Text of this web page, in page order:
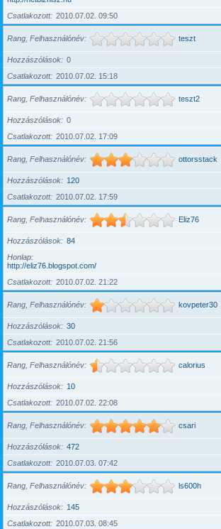
Csatlakozott
2010.07.02. 09:50
Rang, Felhasználónév teszt
Hozzászólások
0
Csatlakozott
2010.07.02. 15:18
Rang, Felhasználónév teszt2
Hozzászólások
0
Csatlakozott
2010.07.02. 17:09
Rang, Felhasználónév ottorsstack
Hozzászólások
120
Csatlakozott
2010.07.02. 17:59
Rang, Felhasználónév Eliz76
Hozzászólások
84
Honlap
http://eliz76.blogspot.com/
Csatlakozott
2010.07.02. 21:22
Rang, Felhasználónév kovpeter30
Hozzászólások
30
Csatlakozott
2010.07.02. 21:56
Rang, Felhasználónév calorius
Hozzászólások
10
Csatlakozott
2010.07.02. 22:08
Rang, Felhasználónév csari
Hozzászólások
472
Csatlakozott
2010.07.03. 07:42
Rang, Felhasználónév ls600h
Hozzászólások
145
Csatlakozott
2010.07.03. 08:45